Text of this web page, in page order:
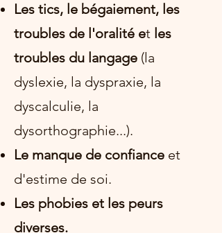
Les tics, le bégaiement, les
troubles de l'oralité et les
troubles du langage (la
dyslexie, la dyspraxie, la
dyscalculie, la
dysorthographie...).
Le manque de confiance et
d'estime de soi.
Les phobies et les peurs
diverses.